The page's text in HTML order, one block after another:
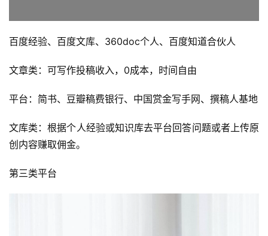
百度经验、百度文库、360doc个人、百度知道合伙人
文章类：可写作投稿收入，0成本，时间自由
平台：简书、豆瓣稿费银行、中国赏金写手网、撰稿人基地
文库类：根据个人经验或知识库去平台回答问题或者上传原
创内容赚取佣金。
第三类平台